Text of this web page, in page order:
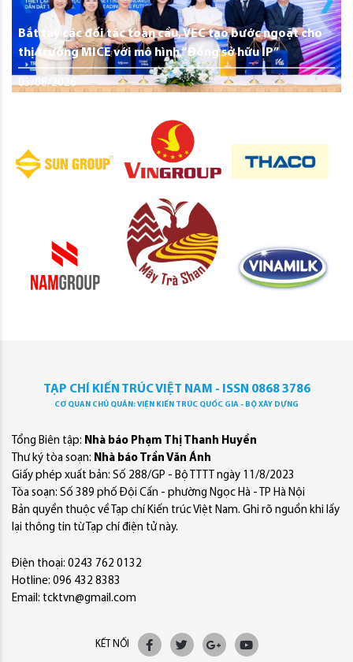
Bắt tay các đối tác toàn cầu, VEC tạo bước ngoặt cho
thị trường MICE với mô hình “Đồng sở hữu IP”
03/08/2026
TẠP CHÍ KIẾN TRÚC VIỆT NAM - ISSN 0868 3786
CƠ QUAN CHỦ QUẢN: VIỆN KIẾN TRÚC QUỐC GIA - BỘ XÂY DỰNG
Tổng Biên tập: Nhà báo Phạm Thị Thanh Huyền
Thư ký tòa soạn: Nhà báo Trần Văn Ánh
Giấy phép xuất bản: Số 288/GP - Bộ TTTT ngày 11/8/2023
Tòa soạn: Số 389 phố Đội Cấn - phường Ngọc Hà - TP Hà Nội
Bản quyền thuộc về Tạp chí Kiến trúc Việt Nam. Ghi rõ nguồn khi lấy
lại thông tin từ Tạp chí điện tử này.
Điện thoại: 0243 762 0132
Hotline: 096 432 8383
Email: tcktvn@gmail.com
KẾT NỐI